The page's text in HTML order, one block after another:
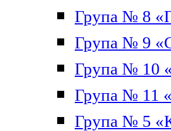
Група № 8
Група № 9
Група № 10
Група № 11
Група № 5